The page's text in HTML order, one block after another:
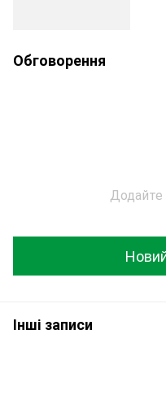
Обговорення
Додайте
Інші записи